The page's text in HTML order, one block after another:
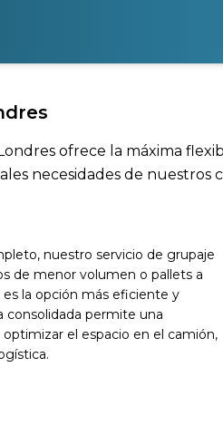
ofrece la máxima
necesidades de nuestros
nuestro servicio de grupaje
de menor volumen o pallets a
la opción más eficiente y
consolidada permite una
el espacio en el camión,